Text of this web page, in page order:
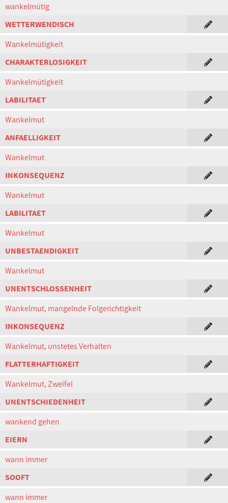
wankelmütig
WETTERWENDISCH
Wankelmütigkeit
CHARAKTERLOSIGKEIT
Wankelmütigkeit
LABILITAET
Wankelmut
ANFAELLIGKEIT
Wankelmut
INKONSEQUENZ
Wankelmut
LABILITAET
Wankelmut
UNBESTAENDIGKEIT
Wankelmut
UNENTSCHLOSSENHEIT
Wankelmut, mangelnde Folgerichtigkeit
INKONSEQUENZ
Wankelmut, unstetes Verhalten
FLATTERHAFTIGKEIT
Wankelmut, Zweifel
UNENTSCHIEDENHEIT
wankend gehen
EIERN
wann immer
SOOFT
wann immer